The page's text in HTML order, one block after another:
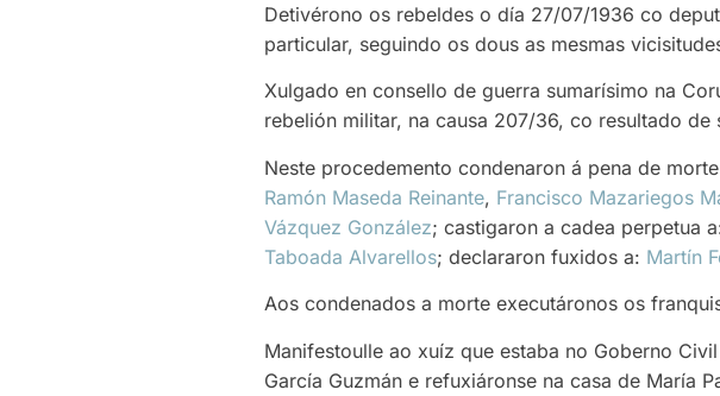
Detivérono os rebeldes o día 27/07/1936 co
particular, seguindo os dous as mesmas
Xulgado en consello de guerra sumarísimo na
rebelión militar, na causa 207/36, co resultado de
Neste procedemento condenaron á pena de
Ramón Maseda Reinante, Francisco Mazariegos
Vázquez González; castigaron a cadea perpetua
Taboada Alvarellos; declararon fuxidos a: Martín
Aos condenados a morte executáronos os
Manifestoulle ao xuíz que estaba no Goberno
García Guzmán e refuxiáronse na casa de María